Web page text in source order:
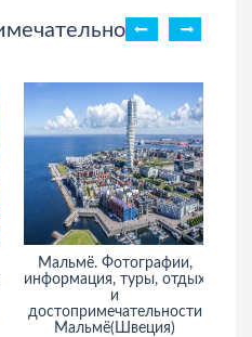
Мальмё. Фотографии,
информация, туры, отдых
и
достопримечательности
Мальмё(Швеция)